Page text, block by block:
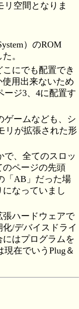
リ空間となりま
）のROM
。
にでも配置でき
用出来ないため
ージ3、4に配置す
ゲームなども、シ
リが拡張された形
で、全てのスロッ
のページの先頭
「AB」だった場
なっていまし
張ハードウェアで
/デバイスドライ
はプログラムを
在でいうPlug＆